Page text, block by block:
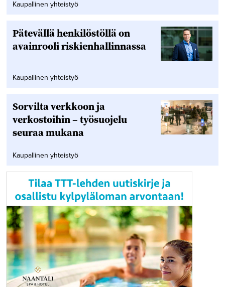
Kaupallinen yhteistyö
Pätevällä henkilöstöllä on
avainrooli riskienhallinnassa
Kaupallinen yhteistyö
Sorvilta verkkoon ja
verkostoihin – työsuojelu
seuraa mukana
Kaupallinen yhteistyö